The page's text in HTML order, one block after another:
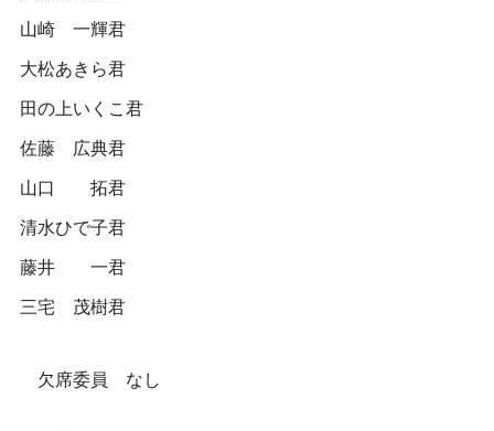
山崎 一輝君
大松あきら君
田の上いくこ君
佐藤 広典君
山口 拓君
清水ひで子君
藤井 一君
三宅 茂樹君
欠席委員 なし